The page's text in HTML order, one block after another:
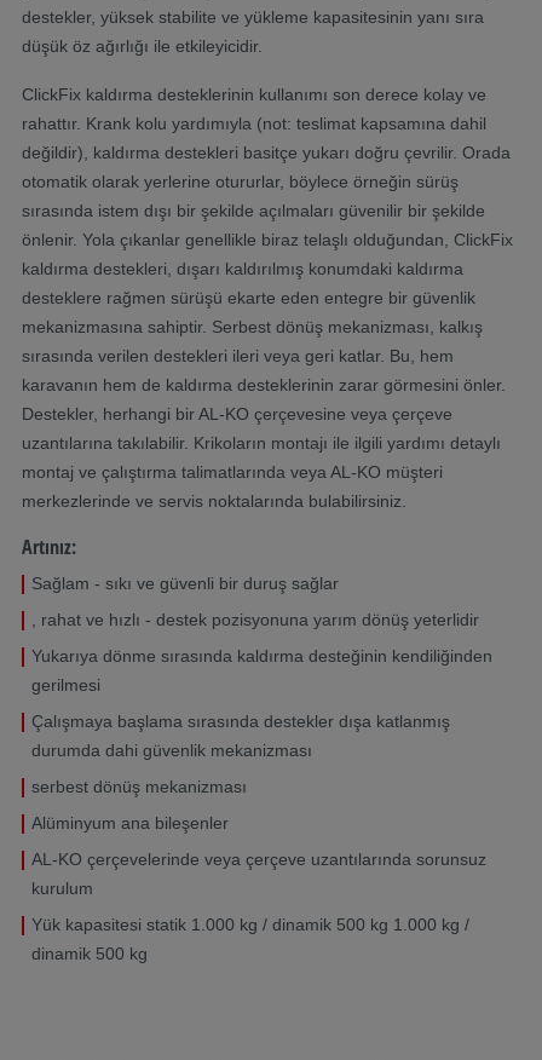
destekler, yüksek stabilite ve yükleme kapasitesinin yanı sıra
düşük öz ağırlığı ile etkileyicidir.
ClickFix kaldırma desteklerinin kullanımı son derece kolay ve
rahattır. Krank kolu yardımıyla (not: teslimat kapsamına dahil
değildir), kaldırma destekleri basitçe yukarı doğru çevrilir. Orada
otomatik olarak yerlerine otururlar, böylece örneğin sürüş
sırasında istem dışı bir şekilde açılmaları güvenilir bir şekilde
önlenir. Yola çıkanlar genellikle biraz telaşlı olduğundan, ClickFix
kaldırma destekleri, dışarı kaldırılmış konumdaki kaldırma
desteklere rağmen sürüşü ekarte eden entegre bir güvenlik
mekanizmasına sahiptir. Serbest dönüş mekanizması, kalkış
sırasında verilen destekleri ileri veya geri katlar. Bu, hem
karavanın hem de kaldırma desteklerinin zarar görmesini önler.
Destekler, herhangi bir AL-KO çerçevesine veya çerçeve
uzantılarına takılabilir. Krikoların montajı ile ilgili yardımı detaylı
montaj ve çalıştırma talimatlarında veya AL-KO müşteri
merkezlerinde ve servis noktalarında bulabilirsiniz.
Artınız:
Sağlam - sıkı ve güvenli bir duruş sağlar
, rahat ve hızlı - destek pozisyonuna yarım dönüş yeterlidir
Yukarıya dönme sırasında kaldırma desteğinin kendiliğinden
gerilmesi
Çalışmaya başlama sırasında destekler dışa katlanmış
durumda dahi güvenlik mekanizması
serbest dönüş mekanizması
Alüminyum ana bileşenler
AL-KO çerçevelerinde veya çerçeve uzantılarında sorunsuz
kurulum
Yük kapasitesi statik 1.000 kg / dinamik 500 kg 1.000 kg /
dinamik 500 kg